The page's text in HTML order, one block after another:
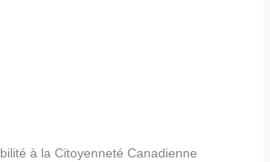
à la Citoyenneté Canadienne